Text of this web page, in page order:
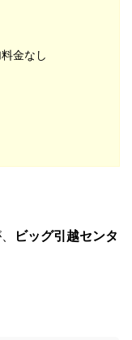
金なし
ビッグ引越センタ